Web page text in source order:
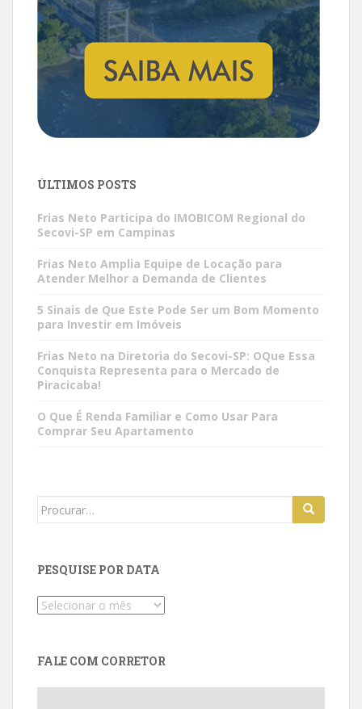
ÚLTIMOS POSTS
Frias Neto Participa do IMOBICOM Regional do
Secovi-SP em Campinas
Frias Neto Amplia Equipe de Locação para
Atender Melhor a Demanda de Clientes
5 Sinais de Que Este Pode Ser um Bom Momento
para Investir em Imóveis
Frias Neto na Diretoria do Secovi-SP: OQue Essa
Conquista Representa para o Mercado de
Piracicaba!
O Que É Renda Familiar e Como Usar Para
Comprar Seu Apartamento
Search
PESQUISE POR DATA
Pesquise
FALE COM CORRETOR